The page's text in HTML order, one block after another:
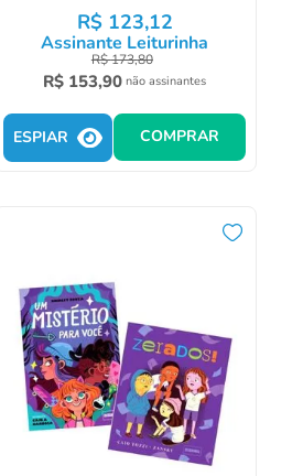
R$ 123,12
Assinante Leiturinha
R$173,80
R$ 153,90 não assinantes
ESPIAR COMPRAR